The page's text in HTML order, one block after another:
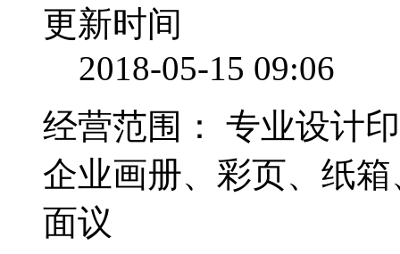
更新时间
2018-05-15 09:06
经营范围： 专业设计
企业画册、彩页、纸箱
面议